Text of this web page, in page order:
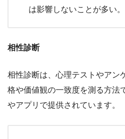
は影響しないことが多い。
相性診断
相性診断は、心理テストやアン
格や価値観の一致度を測る方法
やアプリで提供されています。